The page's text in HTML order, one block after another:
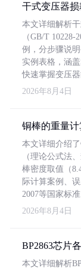
干式变压器
本文详细解析
（GB/T
例，分步骤说
实例表格，涵
快速掌握变压器
2026年8月4日
铜棒的重量
本文详细介绍
（理论公式法
棒密度取值（
际计算案例、
2007等国家标准
2026年8月4日
BP2863芯片
本文详细解析